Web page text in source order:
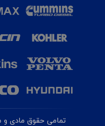
تمامی حقوق مادی و